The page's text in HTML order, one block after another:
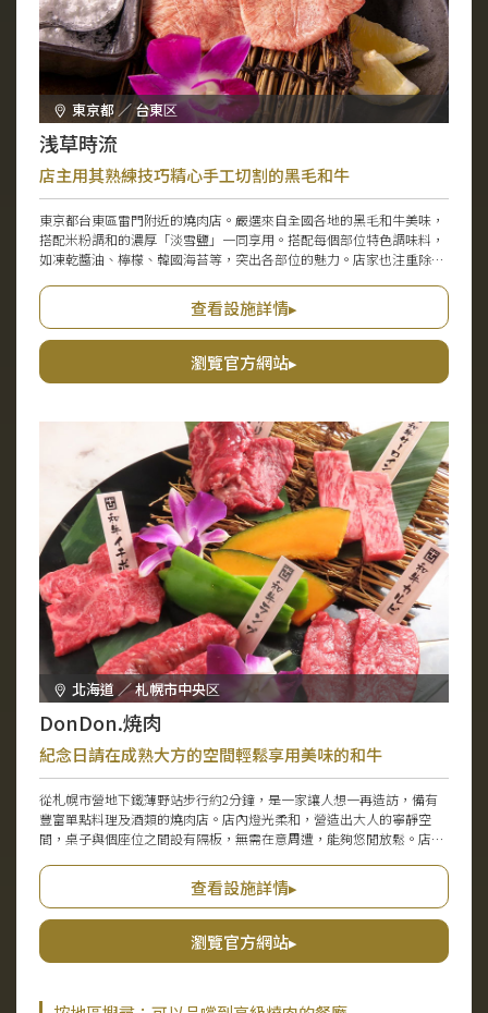
東京都 ／ 台東区
浅草時流
店主用其熟練技巧精心手工切割的黑毛和牛
東京都台東區雷門附近的燒肉店。嚴選來自全國各地的黑毛和牛美味，
搭配米粉調和的濃厚「淡雪鹽」一同享用。搭配每個部位特色調味料，
如凍乾醬油、檸檬、韓國海苔等，突出各部位的魅力。店家也注重除牛
產的多汁雞肉等。配合燒肉最適合的白飯，選用由五星級米專家挑選的
國產優質米。店內充滿和風風味，設有寬敞舒適的桌位。
查看設施詳情▸
瀏覽官方網站▸
北海道 ／ 札幌市中央区
DonDon.焼肉
紀念日請在成熟大方的空間輕鬆享用美味的和牛
從札幌市營地下鐵薄野站步行約2分鐘，是一家讓人想一再造訪，備有
豐富單點料理及酒類的燒肉店。店內燈光柔和，營造出大人的寧靜空
間，桌子與個座位之間設有隔板，無需在意周遭，能夠悠閒放鬆。店主
野產的和牛，以及北海道內外美味肉品，並以優惠價格供應令人欣喜。
無論是大型宴會、約會、紀念日或重要日子，都能在這奢華的空間享受
非日常時光。
查看設施詳情▸
瀏覽官方網站▸